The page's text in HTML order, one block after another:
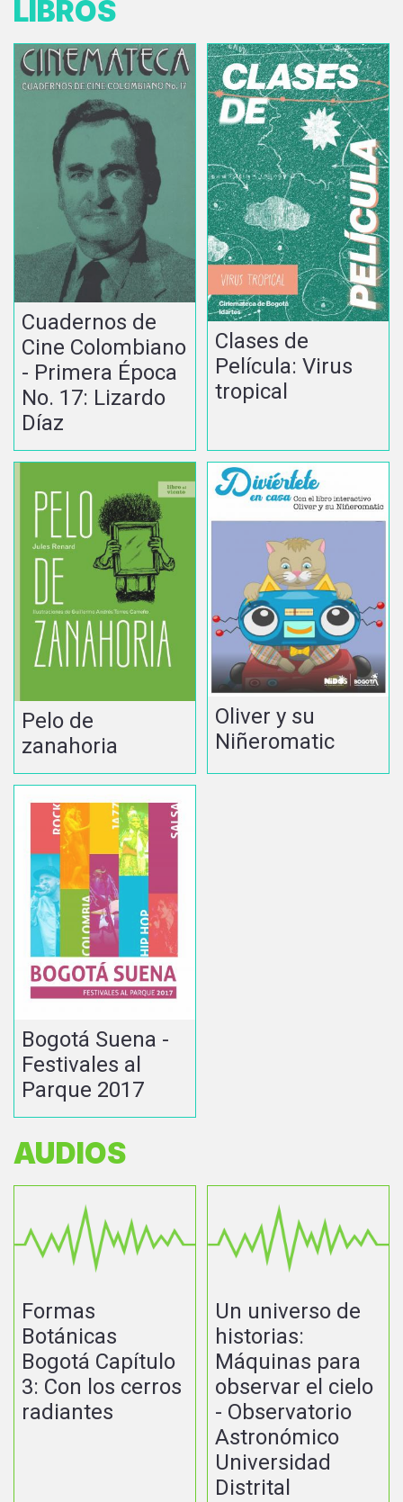
LIBROS
Cuadernos de
Cine Colombiano
- Primera Época
No. 17: Lizardo
Díaz
Clases de
Película: Virus
tropical
Pelo de
zanahoria
Oliver y su
Niñeromatic
Bogotá Suena -
Festivales al
Parque 2017
AUDIOS
Formas
Botánicas
Bogotá Capítulo
3: Con los cerros
radiantes
Un universo de
historias:
Máquinas para
observar el cielo
- Observatorio
Astronómico
Universidad
Distrital